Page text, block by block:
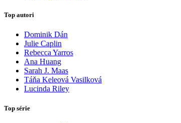
Top autori
Dominik Dán
Julie Caplin
Rebecca Yarros
Ana Huang
Sarah J. Maas
Táňa Keleová Vasilková
Lucinda Riley
Top série